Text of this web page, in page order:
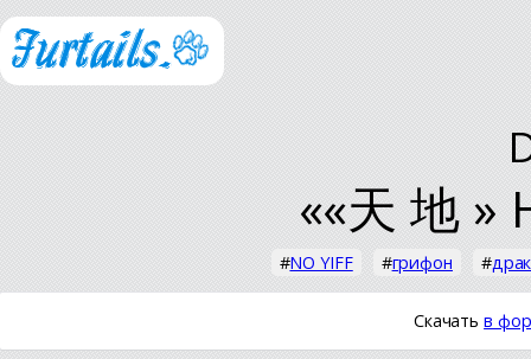
««天 地
#NO YIFF #грифон #
Скачатьв